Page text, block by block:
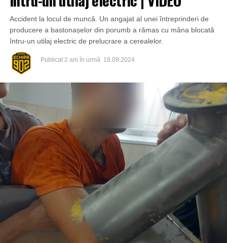
Accident la locul de muncă. Un angajat al unei întreprinderi de
producere a bastonașelor din porumb a rămas cu mâna blocată
întru-un utilaj electric de prelucrare a cerealelor.
Publicat 2 ani în urmă 18.09.2024